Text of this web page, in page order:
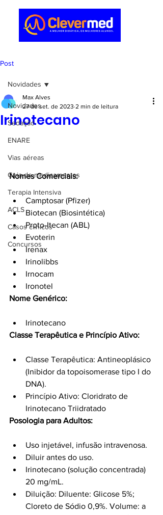
Post
Novidades
Sedação
ENARE
Vias aéreas
Guia de medicamentos
Terapia Intensiva
ACLS
Casos clínicos
Concursos
Novidades
Irinotecano
Max Alves
27 de set. de 2023 2 min de leitura
Nomes Comerciais:
Camptosar (Pfizer)
Biotecan (Biosintética)
Proto-Itecan (ABL)
Evoterin
Irenax
Irinolibbs
Irnocam
Ironotel
Nome Genérico:
Irinotecano
Classe Terapêutica e Princípio Ativo:
Classe Terapêutica: Antineoplásico
(Inibidor da topoisomerase tipo I do
DNA).
Princípio Ativo: Cloridrato de
Irinotecano Triidratado
Posologia para Adultos:
Uso injetável, infusão intravenosa.
Diluir antes do uso.
Irinotecano (solução concentrada)
20 mg/mL.
Diluição: Diluente: Glicose 5%;
Cloreto de Sódio 0,9%. Volume: a